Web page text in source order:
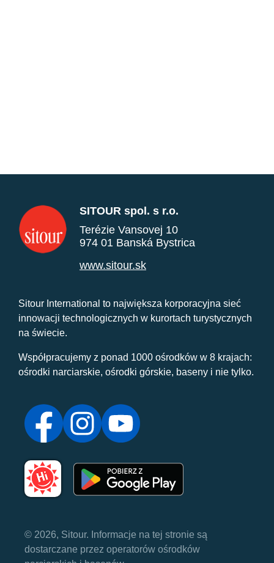
SITOUR spol. s r.o.
Terézie Vansovej 10
974 01 Banská Bystrica
www.sitour.sk
Sitour International to największa korporacyjna sieć
innowacji technologicznych w kurortach turystycznych
na świecie.
Współpracujemy z ponad 1000 ośrodków w 8 krajach:
ośrodki narciarskie, ośrodki górskie, baseny i nie tylko.
© 2026, Sitour. Informacje na tej stronie są
dostarczane przez operatorów ośrodków